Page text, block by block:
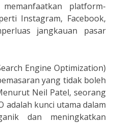
platform-
Instagram, Facebook,
jangkauan pasar
Engine Optimization)
yang tidak boleh
Neil Patel, seorang
adalah kunci utama dalam
dan meningkatkan